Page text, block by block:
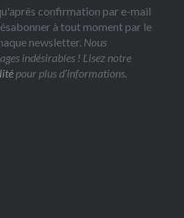
confirmation par e-mail
à tout moment par le
newsletter. Nous
indésirables ! Lisez notre
pour plus d’informations.